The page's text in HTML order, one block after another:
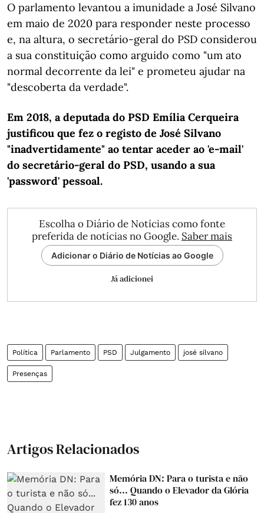
O parlamento levantou a imunidade a José Silvano
em maio de 2020 para responder neste processo
e, na altura, o secretário-geral do PSD considerou
a sua constituição como arguido como "um ato
normal decorrente da lei" e prometeu ajudar na
"descoberta da verdade".
Em 2018, a deputada do PSD Emília Cerqueira
justificou que fez o registo de José Silvano
"inadvertidamente" ao tentar aceder ao 'e-mail'
do secretário-geral do PSD, usando a sua
'password' pessoal.
Escolha o Diário de Notícias como fonte
preferida de notícias no Google. Saber mais
Adicionar o Diário de Notícias ao Google
Já adicionei
Política Parlamento PSD Julgamento josé silvano
Presenças
Artigos Relacionados
Memória DN: Para o turista e não
só... Quando o Elevador da Glória
fez 130 anos